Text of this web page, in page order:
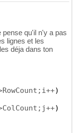
qu'il n'y a pas
lignes et les
déja dans ton
)
)